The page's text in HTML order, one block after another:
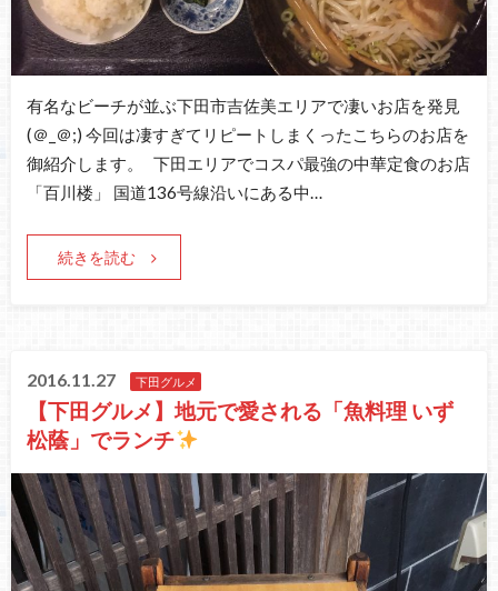
有名なビーチが並ぶ下田市吉佐美エリアで凄いお店を発見
(＠_＠;) 今回は凄すぎてリピートしまくったこちらのお店を
御紹介します。 下田エリアでコスパ最強の中華定食のお店
「百川楼」 国道136号線沿いにある中…
続きを読む
2016.11.27 下田グルメ
【下田グルメ】地元で愛される「魚料理 いず
松蔭」でランチ